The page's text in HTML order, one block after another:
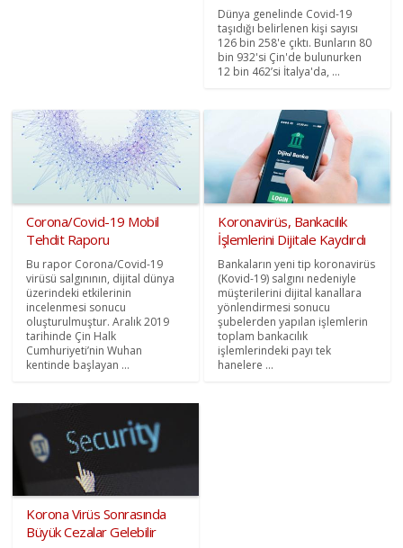
Dünya genelinde Covid-19
taşıdığı belirlenen kişi sayısı
126 bin 258'e çıktı. Bunların 80
bin 932'si Çin'de bulunurken
12 bin 462’si İtalya'da, ...
Corona/Covid-19 Mobil
Tehdit Raporu
Bu rapor Corona/Covid-19
virüsü salgınının, dijital dünya
üzerindeki etkilerinin
incelenmesi sonucu
oluşturulmuştur. Aralık 2019
tarihinde Çin Halk
Cumhuriyeti’nin Wuhan
kentinde başlayan ...
Koronavirüs, Bankacılık
İşlemlerini Dijitale Kaydırdı
Bankaların yeni tip koronavirüs
(Kovid-19) salgını nedeniyle
müşterilerini dijital kanallara
yönlendirmesi sonucu
şubelerden yapılan işlemlerin
toplam bankacılık
işlemlerindeki payı tek
hanelere ...
Korona Virüs Sonrasında
Büyük Cezalar Gelebilir